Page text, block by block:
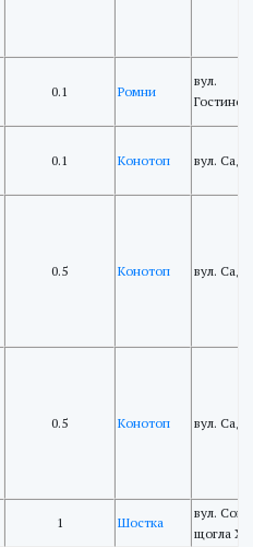
0.1 Ромни
вул.
0.1 Конотоп вул.
0.5 Конотоп вул.
0.5 Конотоп вул.
1 Шостка
вул.
щогла